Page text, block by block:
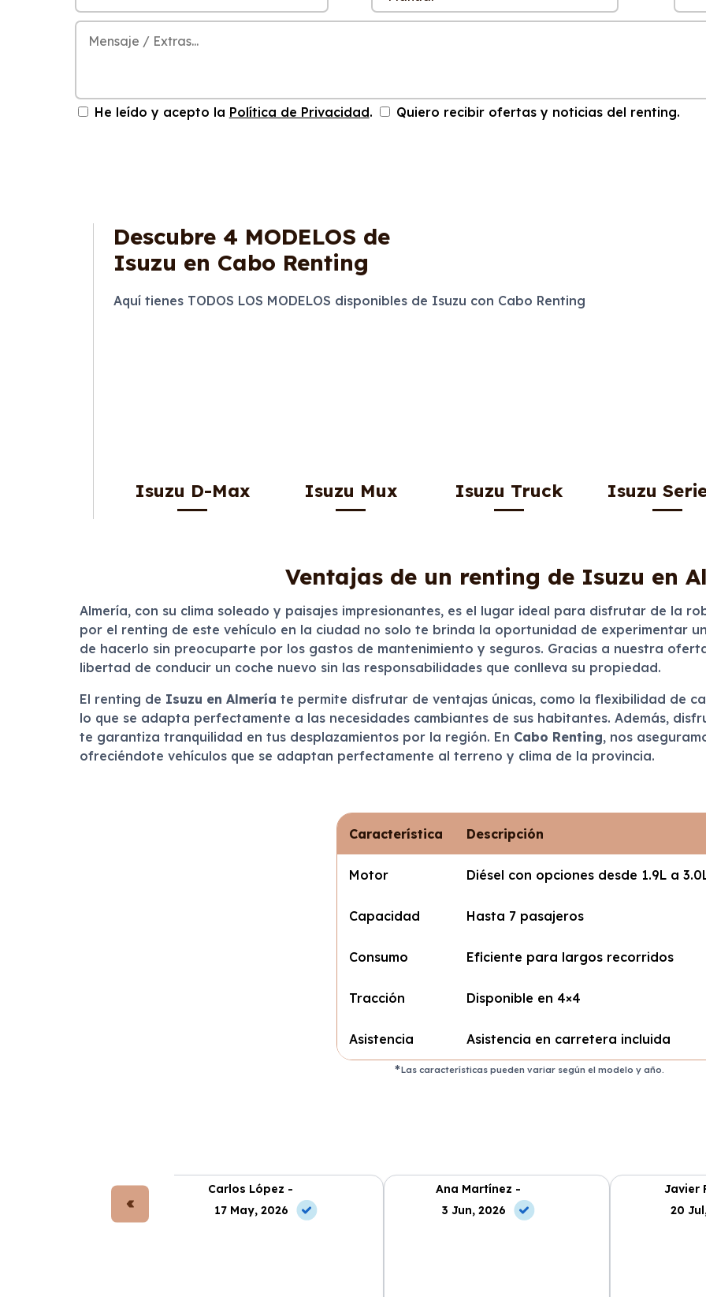
He leído y acepto la Política de Privacidad. Quiero recibir ofertas y noticias del renting.
Descubre 4 MODELOS de
Isuzu en Cabo Renting
Aquí tienes TODOS LOS MODELOS disponibles de Isuzu con Cabo Renting
Isuzu D-Max Isuzu Mux Isuzu Truck Isuzu
Ventajas de un renting de Isuzu en
Almería, con su clima soleado y paisajes impresionantes, es el lugar ideal para disfrutar de la
por el renting de este vehículo en la ciudad no solo te brinda la oportunidad de experimentar
de hacerlo sin preocuparte por los gastos de mantenimiento y seguros. Gracias a nuestra
libertad de conducir un coche nuevo sin las responsabilidades que conlleva su propiedad.
El renting de Isuzu en Almería te permite disfrutar de ventajas únicas, como la flexibilidad de
lo que se adapta perfectamente a las necesidades cambiantes de sus habitantes. Además,
te garantiza tranquilidad en tus desplazamientos por la región. En Cabo Renting, nos
ofreciéndote vehículos que se adaptan perfectamente al terreno y clima de la provincia.
Característica Descripción
Motor Diésel con opciones desde 1.9L a
Capacidad Hasta 7 pasajeros
Consumo Eficiente para largos recorridos
Tracción Disponible en 4×4
Asistencia Asistencia en carretera incluida
Las características pueden variar según el modelo y año.
Carlos López -
17 May, 2026
Ana Martínez -
3 Jun, 2026
Javier
20